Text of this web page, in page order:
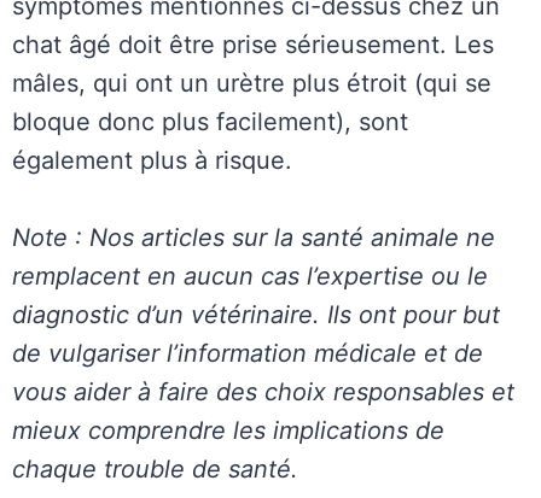
symptômes mentionnés ci-dessus chez un
chat âgé doit être prise sérieusement. Les
mâles, qui ont un urètre plus étroit (qui se
bloque donc plus facilement), sont
également plus à risque.
Note : Nos articles sur la santé animale ne
remplacent en aucun cas l’expertise ou le
diagnostic d’un vétérinaire. Ils ont pour but
de vulgariser l’information médicale et de
vous aider à faire des choix responsables et
mieux comprendre les implications de
chaque trouble de santé.